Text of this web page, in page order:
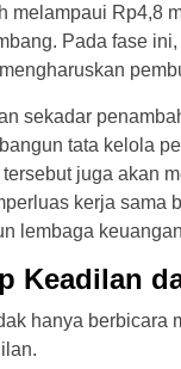
melampaui Rp4,8
Pada fase
sekadar
tata kelola
juga akan
kerja sama
lembaga
Keadilan
hanya berbicara